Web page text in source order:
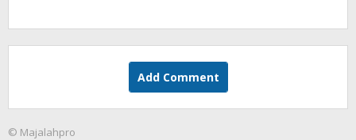
Add Comment
© Majalahpro